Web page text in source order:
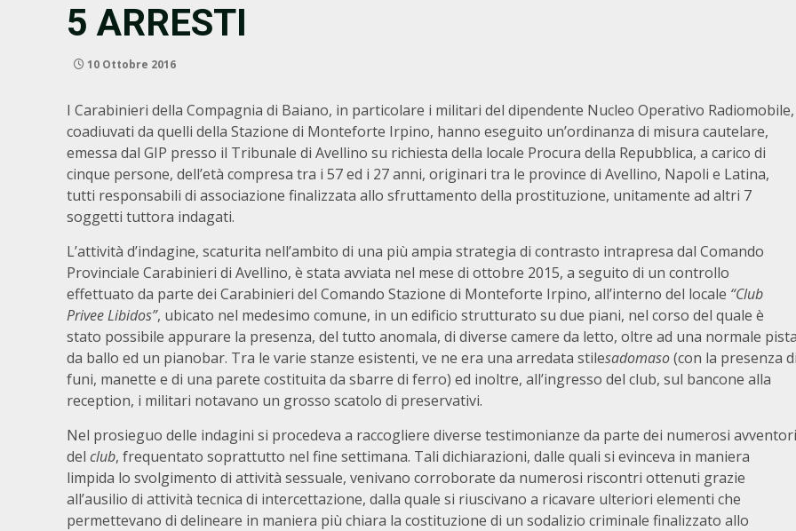
5 ARRESTI
10 Ottobre 2016
I Carabinieri della Compagnia di Baiano, in particolare i militari del dipendente Nucleo Operativo Radiomobile,
coadiuvati da quelli della Stazione di Monteforte Irpino, hanno eseguito un’ordinanza di misura cautelare,
emessa dal GIP presso il Tribunale di Avellino su richiesta della locale Procura della Repubblica, a carico di
cinque persone, dell’età compresa tra i 57 ed i 27 anni, originari tra le province di Avellino, Napoli e Latina,
tutti responsabili di associazione finalizzata allo sfruttamento della prostituzione, unitamente ad altri 7
soggetti tuttora indagati.
L’attività d’indagine, scaturita nell’ambito di una più ampia strategia di contrasto intrapresa dal Comando
Provinciale Carabinieri di Avellino, è stata avviata nel mese di ottobre 2015, a seguito di un controllo
effettuato da parte dei Carabinieri del Comando Stazione di Monteforte Irpino, all’interno del locale “Club
Privee Libidos”, ubicato nel medesimo comune, in un edificio strutturato su due piani, nel corso del quale è
stato possibile appurare la presenza, del tutto anomala, di diverse camere da letto, oltre ad una normale
da ballo ed un pianobar. Tra le varie stanze esistenti, ve ne era una arredata stilesadomaso(con la presenza
funi, manette e di una parete costituita da sbarre di ferro) ed inoltre, all’ingresso del club, sul bancone alla
reception, i militari notavano un grosso scatolo di preservativi.
Nel prosieguo delle indagini si procedeva a raccogliere diverse testimonianze da parte dei numerosi avventori
del club, frequentato soprattutto nel fine settimana. Tali dichiarazioni, dalle quali si evinceva in maniera
limpida lo svolgimento di attività sessuale, venivano corroborate da numerosi riscontri ottenuti grazie
all’ausilio di attività tecnica di intercettazione, dalla quale si riuscivano a ricavare ulteriori elementi che
permettevano di delineare in maniera più chiara la costituzione di un sodalizio criminale finalizzato allo